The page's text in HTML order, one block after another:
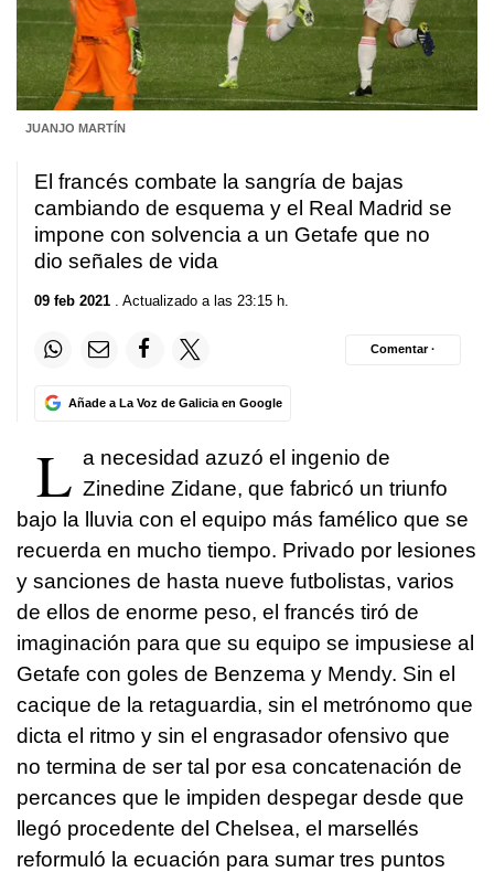
JUANJO MARTÍN
El francés combate la sangría de bajas
cambiando de esquema y el Real Madrid se
impone con solvencia a un Getafe que no
dio señales de vida
09 feb 2021 . Actualizado a las 23:15 h.
Añade a La Voz de Galicia en Google
Comentar ·
L a necesidad azuzó el ingenio de
Zinedine Zidane, que fabricó un triunfo
bajo la lluvia con el equipo más famélico que se
recuerda en mucho tiempo. Privado por lesiones
y sanciones de hasta nueve futbolistas, varios
de ellos de enorme peso, el francés tiró de
imaginación para que su equipo se impusiese al
Getafe con goles de Benzema y Mendy. Sin el
cacique de la retaguardia, sin el metrónomo que
dicta el ritmo y sin el engrasador ofensivo que
no termina de ser tal por esa concatenación de
percances que le impiden despegar desde que
llegó procedente del Chelsea, el marsellés
reformuló la ecuación para sumar tres puntos